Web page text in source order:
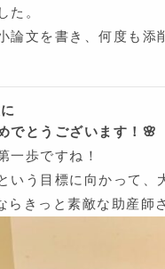
た。
論文を書き、何度も添
でとうございます！🌸
一歩ですね！
いう目標に向かって、
らきっと素敵な助産師